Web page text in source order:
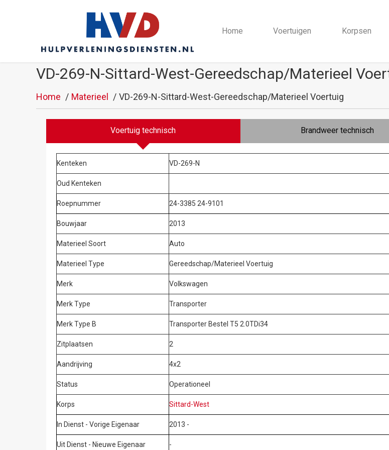
Home Voertuigen Korpsen
VD-269-N-Sittard-West-Gereedschap/Materieel
Home Materieel VD-269-N-Sittard-West-Gereedschap/Materieel Voertuig
Voertuig technisch Brandweer technisch
Kenteken VD-269-N
Oud Kenteken
Roepnummer 24-3385 24-9101
Bouwjaar 2013
Materieel Soort Auto
Materieel Type Gereedschap/Materieel Voertuig
Merk Volkswagen
Merk Type Transporter
Merk Type B Transporter Bestel T5 2.0TDi34
Zitplaatsen 2
Aandrijving 4x2
Status Operationeel
Korps Sittard-West
In Dienst - Vorige Eigenaar 2013 -
Uit Dienst - Nieuwe Eigenaar -